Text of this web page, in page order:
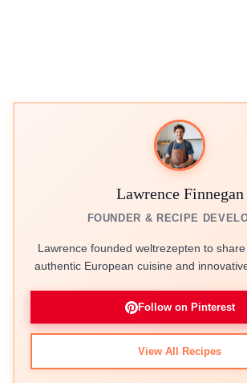
Lawrence Finnegan
FOUNDER & RECIPE
Lawrence founded weltrezepten to
authentic European cuisine and
Follow on Pinterest
View All Recipes